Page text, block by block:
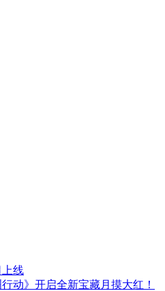
上线
动》开启全新宝藏月摸大红！